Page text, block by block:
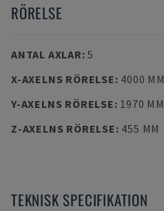
RÖRELSE
ANTAL AXLAR:5
X-AXELNS RÖRELSE: 4000 MM
Y-AXELNS RÖRELSE: 1970 MM
Z-AXELNS RÖRELSE: 455 MM
TEKNISK SPECIFIKATION